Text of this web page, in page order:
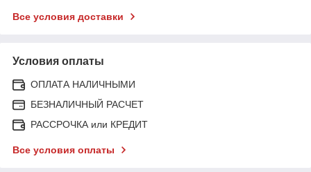
Все условия доставки
Условия оплаты
ОПЛАТА НАЛИЧНЫМИ
БЕЗНАЛИЧНЫЙ РАСЧЕТ
РАССРОЧКА или КРЕДИТ
Все условия оплаты